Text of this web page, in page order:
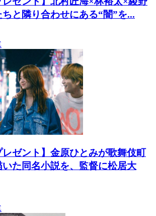
ちと隣り合わせにある“闇”を...
レゼント】金原ひとみが歌舞伎町
いた同名小説を、監督に松居大